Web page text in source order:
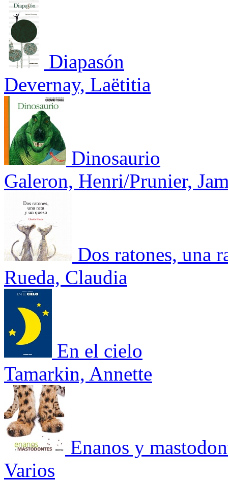
Diapasón
Devernay, Laëtitia
Dinosaurio
Galeron, Henri/Prunier,
Dos ratones, una
Rueda, Claudia
En el cielo
Tamarkin, Annette
Enanos y
Varios